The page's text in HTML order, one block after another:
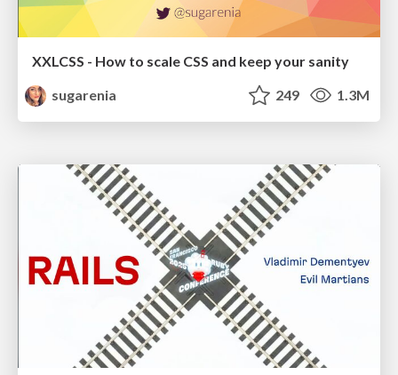
XXLCSS - How to scale CSS and keep your sanity
sugarenia
249 1.3M